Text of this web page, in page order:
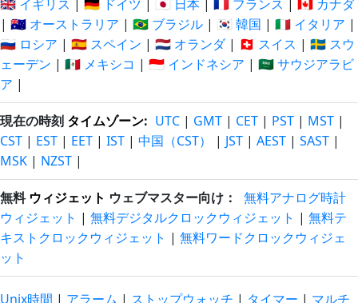
🇬🇧 イギリス | 🇩🇪 ドイツ | 🇯🇵 日本 | 🇫🇷 フランス | 🇨🇦 カナダ
| 🇦🇺 オーストラリア | 🇧🇷 ブラジル | 🇰🇷 韓国 | 🇮🇹 イタリア |
🇷🇺 ロシア | 🇪🇸 スペイン | 🇳🇱 オランダ| 🇨🇭 スイス | 🇸🇪 スウ
ェーデン | 🇲🇽 メキシコ | 🇮🇩 インドネシア | 🇸🇦 サウジアラビ
ア |
現在の時刻 タイムゾーン: UTC | GMT | CET | PST | MST |
CST | EST | EET | IST | 中国（CST） | JST | AEST | SAST |
MSK | NZST |
無料 ウィジェット ウェブマスター向け：
無料アナログ時計
ウィジェット | 無料デジタルクロックウィジェット | 無料テ
キストクロックウィジェット | 無料ワードクロックウィジェ
ット
Unix時間 | アラーム | ストップウォッチ | タイマー | マルチ